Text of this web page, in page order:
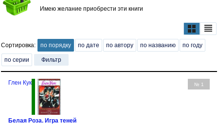
Имею желание приобрести эти книги
Сортировка: по порядку по дате по автору по названию по году
по серии Фильтр
№ 1
Глен Кук
Белая Роза. Игра теней